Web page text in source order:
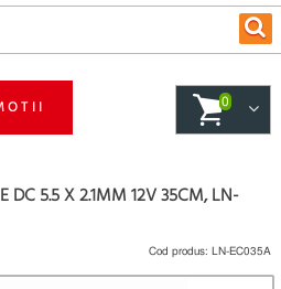
0
DC 5.5 X 2.1MM 12V 35CM, LN-
Cod produs: LN-EC035A